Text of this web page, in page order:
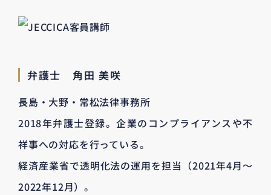
弁護士 角田 美咲
長島・大野・常松法律事務所
2018年弁護士登録。企業のコンプライアンスや不
祥事への対応を行っている。
経済産業省で透明化法の運用を担当（2021年4月～
2022年12月）。